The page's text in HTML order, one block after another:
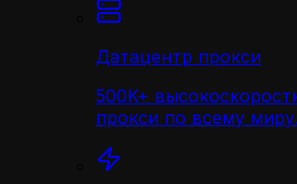
Датацентр прокси
500K+
прокси по всему миру.